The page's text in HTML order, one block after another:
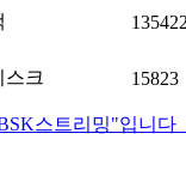
135422
스크 15823
스트리밍"입니다